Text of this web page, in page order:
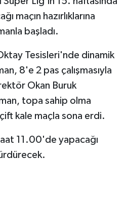
maçın hazırlıklarına
başladı.
Tesisleri'nde dinamik
8'e 2 pas çalışmasıyla
Okan Buruk
topa sahip olma
çift kale maçla sona erdi.
saat 11.00'de yapacağı